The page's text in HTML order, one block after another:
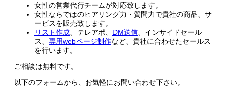
女性の営業代行チームが対応致します。
女性ならではのヒアリング力・質問力で貴社の商品、サ
ービスを販売致します。
リスト作成 、テレアポ、 DM送信 、インサイドセール
ス、 専用webページ制作など、貴社に合わせたセールス
を行います。
ご相談は無料です。
以下のフォームから、お気軽にお問い合わせ下さい。